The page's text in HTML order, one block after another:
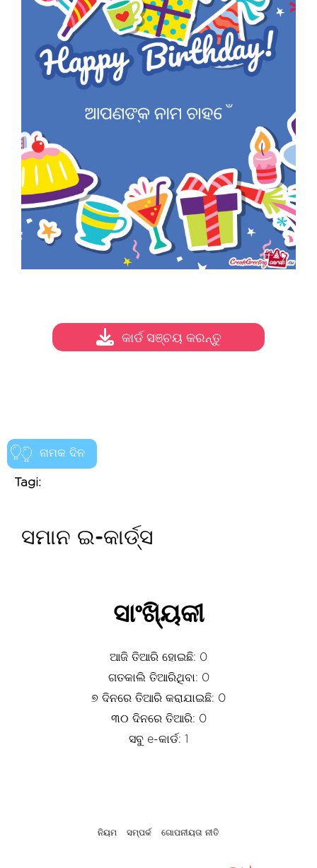
ନାମକ ଦିନ
Tagi:
କାର୍ଡ ସଞ୍ଚୟ କରନ୍ତୁ
ସମାନ ଇ-କାର୍ଡ୍ସ
ସାଂଖ୍ୟିକୀ
ଆଜି ତିଆରି ହୋଇଛି: 0
ଗତକାଲି ତିଆରିଥିବା: 0
୭ ଦିନରେ ତିଆରି କରାଯାଇଛି: 0
୩୦ ଦିନରେ ତିଆରି: 0
ସବୁ e-କାର୍ଡ: 1
ନିୟମ ସମ୍ପର୍କ ଗୋପନୀୟତା ନୀତି